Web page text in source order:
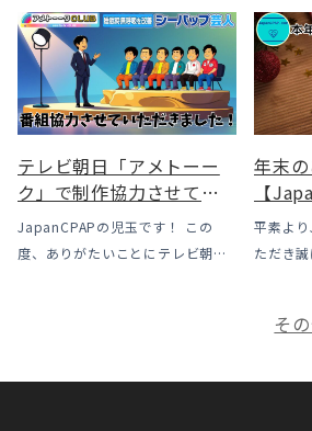
う選択肢
ルは下がった一方で、「続ける」
ための条件はこれまでより厳しく
なっています。この記事では、何
がどう変わったのかを患者様の立
場で […]
露」に
ます。
使用時
起こり
テレビ朝日「アメトーー
ク」で制作協力させてい
ただきました
JapanCPAPの児玉です！ この
度、ありがたいことにテレビ朝日
ク様は長い歴史があり、私も大
年末
【
平素よ
ただき
利用い
満足い
そ